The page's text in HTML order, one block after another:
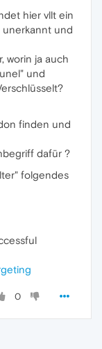
hier vllt ein
unerkannt und
worin ja auch
und
finden und
dafür ?
folgendes
0